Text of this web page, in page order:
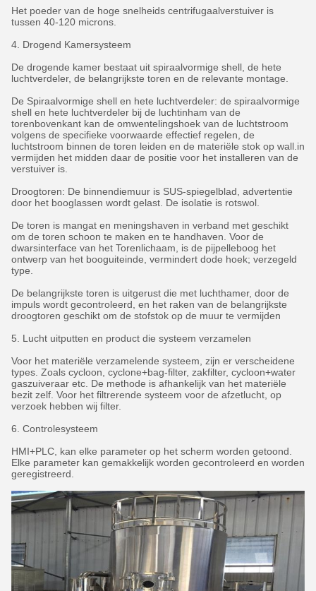
Het poeder van de hoge snelheids centrifugaalverstuiver is
tussen 40-120 microns.
4. Drogend Kamersysteem
De drogende kamer bestaat uit spiraalvormige shell, de hete
luchtverdeler, de belangrijkste toren en de relevante montage.
De Spiraalvormige shell en hete luchtverdeler: de spiraalvormige
shell en hete luchtverdeler bij de luchtinham van de
torenbovenkant kan de omwentelingshoek van de luchtstroom
volgens de specifieke voorwaarde effectief regelen, de
luchtstroom binnen de toren leiden en de materiële stok op wall.in
vermijden het midden daar de positie voor het installeren van de
verstuiver is.
Droogtoren: De binnendiemuur is SUS-spiegelblad, advertentie
door het booglassen wordt gelast. De isolatie is rotswol.
De toren is mangat en meningshaven in verband met geschikt
om de toren schoon te maken en te handhaven. Voor de
dwarsinterface van het Torenlichaam, is de pijpelleboog het
ontwerp van het booguiteinde, vermindert dode hoek; verzegeld
type.
De belangrijkste toren is uitgerust die met luchthamer, door de
impuls wordt gecontroleerd, en het raken van de belangrijkste
droogtoren geschikt om de stofstok op de muur te vermijden
5. Lucht uitputten en product die systeem verzamelen
Voor het materiële verzamelende systeem, zijn er verscheidene
types. Zoals cycloon, cyclone+bag-filter, zakfilter, cycloon+water
gaszuiveraar etc. De methode is afhankelijk van het materiële
bezit zelf. Voor het filtrerende systeem voor de afzetlucht, op
verzoek hebben wij filter.
6. Controlesysteem
HMI+PLC, kan elke parameter op het scherm worden getoond.
Elke parameter kan gemakkelijk worden gecontroleerd en worden
geregistreerd.